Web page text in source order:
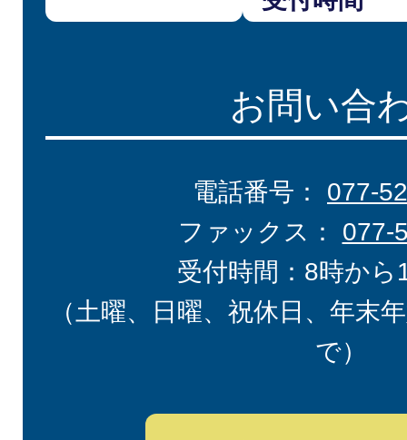
お問い合
電話番号： 077-
ファックス： 077-
受付時間：8時から
（土曜、日曜、祝休日、年末
で）